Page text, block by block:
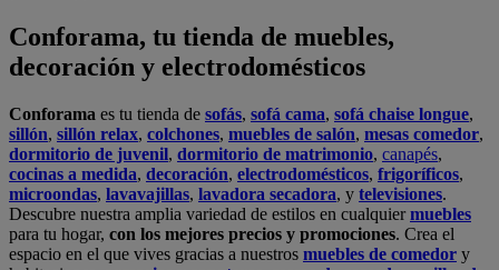
Conforama, tu tienda de muebles,
decoración y electrodomésticos
Conforama es tu tienda de sofás, sofá cama, sofá chaise longue,
sillón, sillón relax, colchones, muebles de salón, mesas comedor,
dormitorio de juvenil, dormitorio de matrimonio, canapés,
cocinas a medida, decoración, electrodomésticos, frigoríficos,
microondas, lavavajillas, lavadora secadora, y televisiones.
Descubre nuestra amplia variedad de estilos en cualquiermuebles
para tu hogar, con los mejores precios y promociones. Crea el
espacio en el que vives gracias a nuestros muebles de comedor y